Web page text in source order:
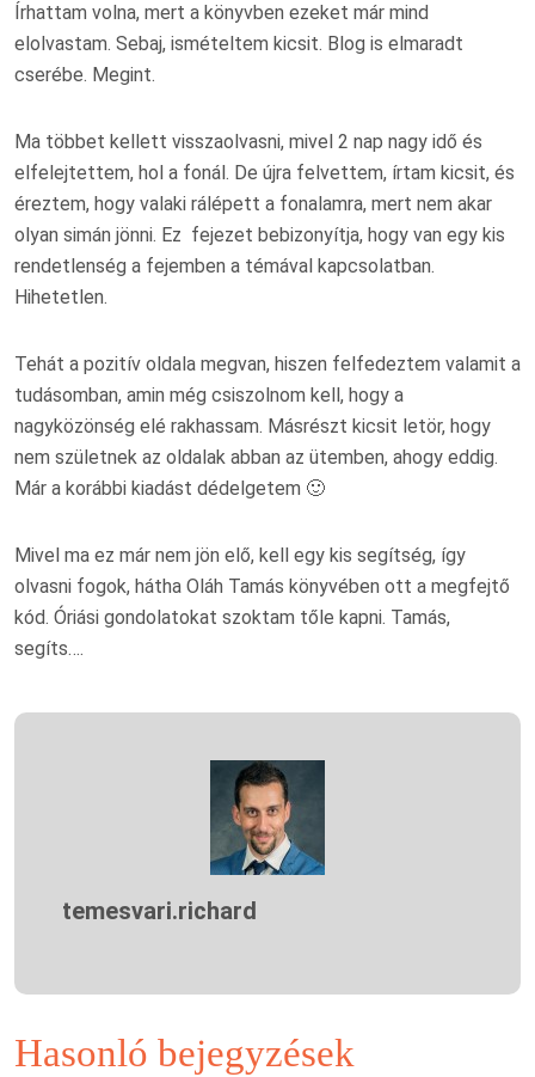
Írhattam volna, mert a könyvben ezeket már mind
elolvastam. Sebaj, ismételtem kicsit. Blog is elmaradt
cserébe. Megint.
Ma többet kellett visszaolvasni, mivel 2 nap nagy idő és
elfelejtettem, hol a fonál. De újra felvettem, írtam kicsit, és
éreztem, hogy valaki rálépett a fonalamra, mert nem akar
olyan simán jönni. Ez fejezet bebizonyítja, hogy van egy kis
rendetlenség a fejemben a témával kapcsolatban.
Hihetetlen.
Tehát a pozitív oldala megvan, hiszen felfedeztem valamit a
tudásomban, amin még csiszolnom kell, hogy a
nagyközönség elé rakhassam. Másrészt kicsit letör, hogy
nem születnek az oldalak abban az ütemben, ahogy eddig.
Már a korábbi kiadást dédelgetem 🙂
Mivel ma ez már nem jön elő, kell egy kis segítség, így
olvasni fogok, hátha Oláh Tamás könyvében ott a megfejtő
kód. Óriási gondolatokat szoktam tőle kapni. Tamás,
segíts….
temesvari.richard
Hasonló bejegyzések